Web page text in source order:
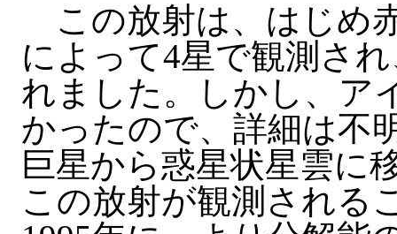
この放射は、はじめ
によって4星で観測さ
れました。しかし、ア
かったので、詳細は不
巨星から惑星状星雲に
この放射が観測される